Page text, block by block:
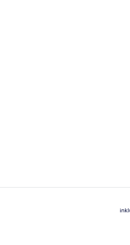
til 4 personer - privat